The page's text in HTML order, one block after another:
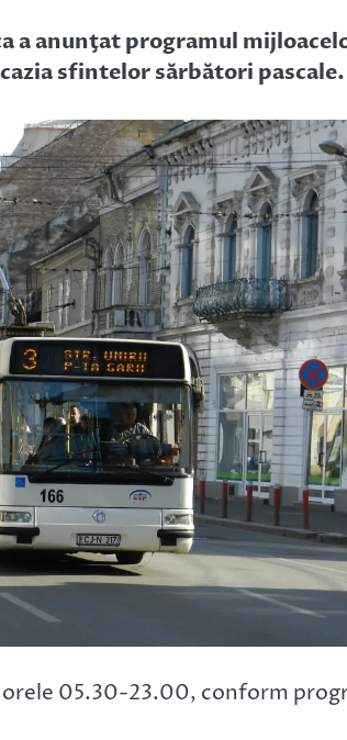
a anunţat programul
sfintelor sărbători pascale.
05.30-23.00, conform